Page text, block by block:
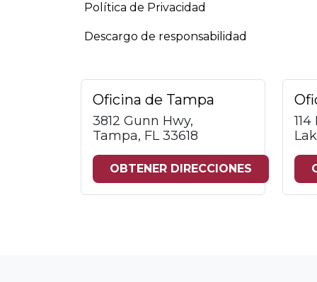
Política de Privacidad
Descargo de responsabilidad
Oficina de Tampa
3812 Gunn Hwy,
Tampa, FL 33618
OBTENER DIRECCIONES